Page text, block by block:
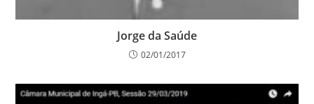
Jorge da Saúde
02/01/2017